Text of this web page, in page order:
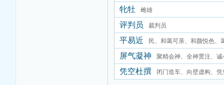
牝牡 雌雄
评判员 裁判员
平易近 民、和蔼可亲、和颜悦色、
屏气凝神 聚精会神、全神贯注、
听、一心一意、专心致志
凭空杜撰 闭门造车、向壁虚构、凭